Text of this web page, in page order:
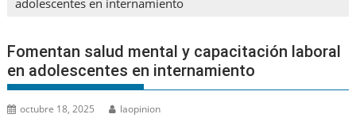
adolescentes en internamiento
Fomentan salud mental y capacitación laboral
en adolescentes en internamiento
octubre 18, 2025 laopinion